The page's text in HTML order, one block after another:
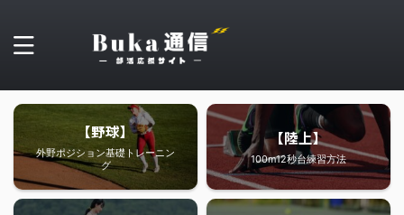
【野球】
外野ポジション基礎トレーニン
グ
【陸上】
100m12秒台練習方法